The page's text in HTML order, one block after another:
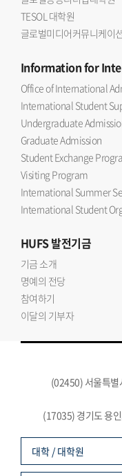
TESOL 대학원
글로벌미디어커뮤니케이
Informationfor
Office of International
International Student
Undergraduate
Graduate Admission
Student Exchange
Visiting Program
International Summer
International Student
HUFS발전기금
기금 소개
명예의 전당
참여하기
이달의 기부자
(02450) 서울특
(17035) 경기도 용
대학 / 대학원